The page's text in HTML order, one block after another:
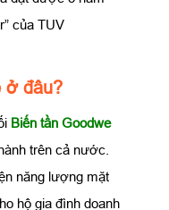
của TUV
ở đâu?
Biến tần Goodwe
trên cả nước.
năng lượng mặt
hộ gia đình doanh